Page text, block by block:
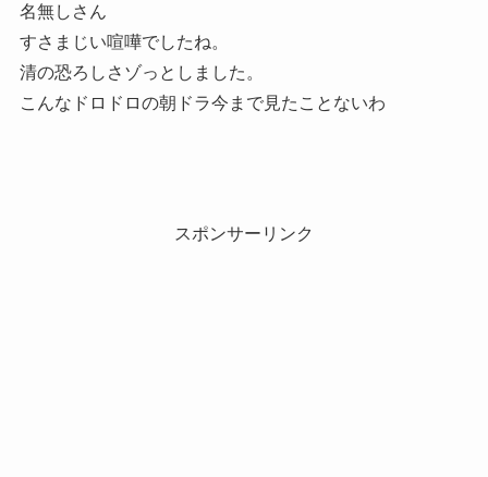
名無しさん
すさまじい喧嘩でしたね。
清の恐ろしさゾっとしました。
こんなドロドロの朝ドラ今まで見たことないわ
スポンサーリンク